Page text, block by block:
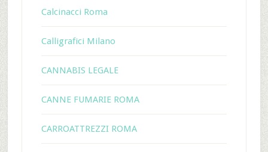
Calcinacci Roma
Calligrafici Milano
CANNABIS LEGALE
CANNE FUMARIE ROMA
CARROATTREZZI ROMA